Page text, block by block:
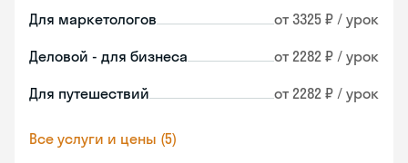
Для маркетологов от 3325 ₽ / урок
Деловой - для бизнеса от 2282 ₽ / урок
Для путешествий от 2282 ₽ / урок
Все услуги и цены (5)